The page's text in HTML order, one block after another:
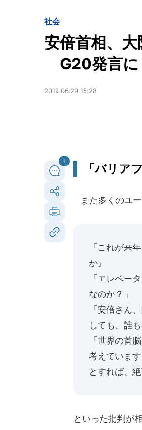
社会
安倍首相、
G20発言に
2019.06.29 15:28
1
「バリア
また多くのユー
「これが来
か」
「エレベー
なのか？」
「安倍さん
しても、誰
「世界の首
考えていま
とすれば、
といった批判が